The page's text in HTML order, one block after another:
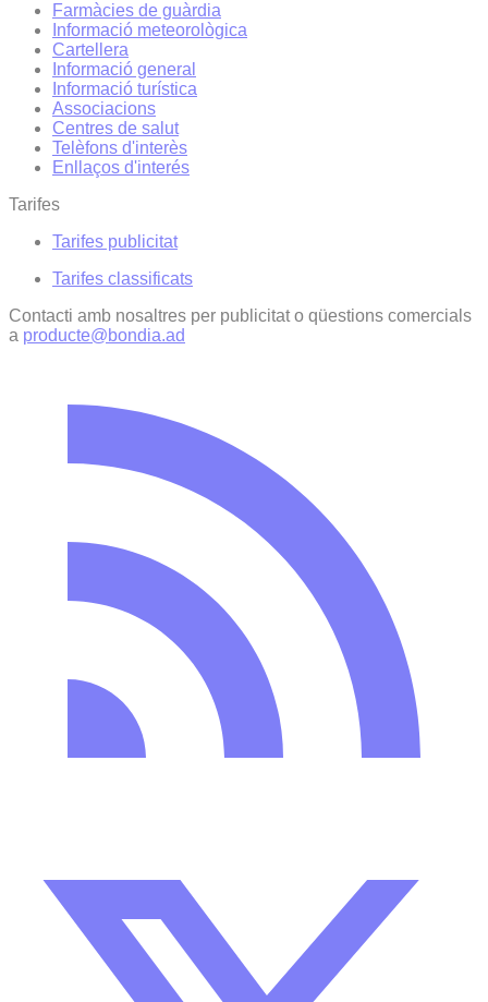
Farmàcies de guàrdia
Informació meteorològica
Cartellera
Informació general
Informació turística
Associacions
Centres de salut
Telèfons d'interès
Enllaços d'interés
Tarifes
Tarifes publicitat
Tarifes classificats
Contacti amb nosaltres per publicitat o qüestions comercials
a producte@bondia.ad